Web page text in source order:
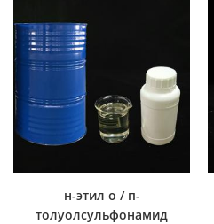
dt508, dt588 и dt556 ,
н-этил о / п-
толуолсульфонамид